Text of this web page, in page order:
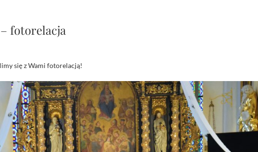
fotorelacja
się z Wami fotorelacją!